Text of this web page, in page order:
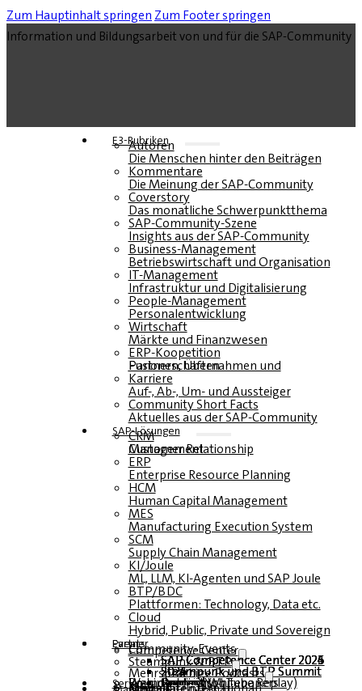
Zum Hauptinhalt springen Zum Footer springen
Information und Bildungsarbeit von und für die SAP-Community
E3-Rubriken
Autoren
Die Menschen hinter den Beiträgen
Kommentare
Die Meinung der SAP-Community
Coverstory
Das monatliche Schwerpunktthema
SAP-Community-Szene
Insights aus der SAP-Community
Business-Management
Betriebswirtschaft und Organisation
IT-Management
Infrastruktur und Digitalisierung
People-Management
Personalentwicklung
Wirtschaft
Märkte und Finanzwesen
ERP-Koopetition
Fusionen, Übernahmen und Partnerschaften
Karriere
Auf-, Ab-, Um- und Aussteiger
Community Short Facts
Aktuelles aus der SAP-Community
SAP-Lösungen
CRM
Customer Relationship Management
ERP
Enterprise Resource Planning
HCM
Human Capital Management
MES
Manufacturing Execution System
SCM
Supply Chain Management
KI/Joule
ML, LLM, KI-Agenten und SAP Joule
BTP/BDC
Plattformen: Technology, Data etc.
Cloud
Hybrid, Public, Private und Sovereign
Partner
EventsCommunity-Events
Competence Center
SAP Competence Center 2026
SAP Competence Center 2025
SAP Competence Center 2024
SAP Competence Center 2023
Steampunk & BTP
Steampunk und BTP Summit 2026
Steampunk und BTP Summit 2025
Steampunk und BTP Summit 2024
Mehrsprachige Podcasts
Deutsch
Englisch
Spanisch
Französisch
Roundtables (YouTube Replay)
Webinare und Whitepapers
Service